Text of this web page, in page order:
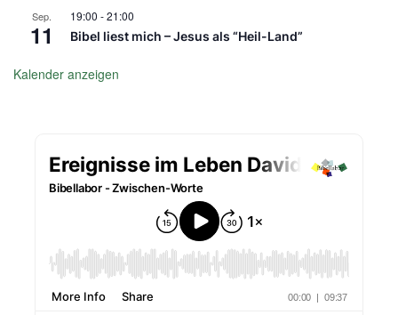
Sep.
11
19:00 -21:00
Bibel liest mich – Jesus als “Heil-Land”
Kalender anzeigen